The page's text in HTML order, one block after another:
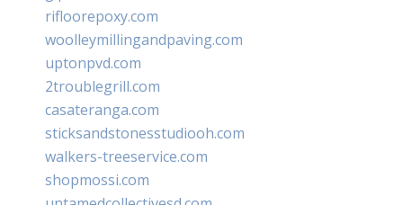
rifloorepoxy.com
woolleymillingandpaving.com
uptonpvd.com
2troublegrill.com
casateranga.com
sticksandstonesstudiooh.com
walkers-treeservice.com
shopmossi.com